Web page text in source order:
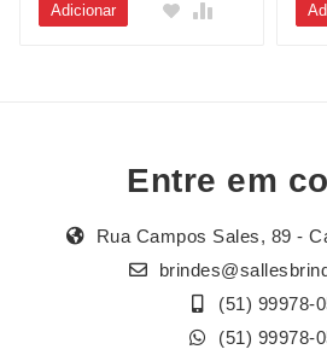
Adicionar
Entre em
Rua Campos Sales, 89 -
(51) 99978-
(51) 99978-